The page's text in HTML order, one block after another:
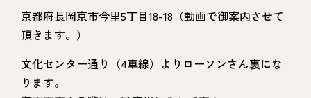
京都府長岡京市今里5丁目18-18（動画で御案内させて
頂きます。）
文化センター通り（4車線）よりローソンさん裏にな
ります。